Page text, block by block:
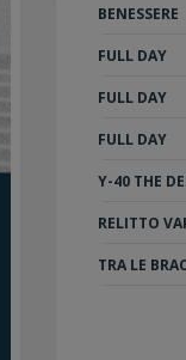
BENESSERE
FULL DAY
FULL DAY
FULL DAY
Y-40 THE
RELITTO
TRA LE